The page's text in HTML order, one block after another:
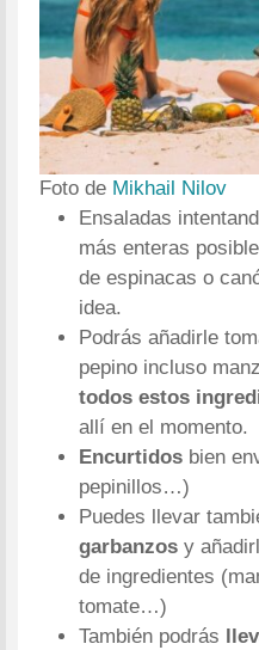
Foto de Mikhail Nilov
Ensaladas
más enteras
de espinacas o
idea.
Podrás añadirle
pepino incluso
todos estos
allí en el momento.
Encurtidos bien
pepinillos…)
Puedes llevar
garbanzosy
de ingredientes
tomate…)
También podrás